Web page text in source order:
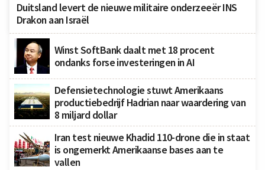
Duitsland levert de nieuwe militaire onderzeeër INS
Drakon aan Israël
Winst SoftBank daalt met 18 procent
ondanks forse investeringen in AI
Defensietechnologie stuwt Amerikaans
productiebedrijf Hadrian naar waardering van
8 miljard dollar
Iran test nieuwe Khadid 110-drone die in staat
is ongemerkt Amerikaanse bases aan te
vallen